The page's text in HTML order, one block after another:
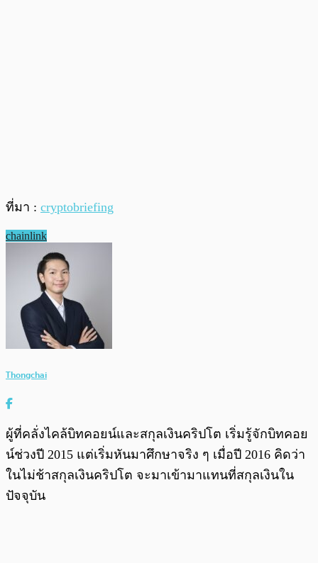
ที่มา : cryptobriefing
chainlink
Thongchai
ผู้ที่คลั่งไคล้บิทคอยน์และสกุลเงินคริปโต เริ่มรู้จักบิทคอย
น์ช่วงปี 2015 แต่เริ่มหันมาศึกษาจริง ๆ เมื่อปี 2016 คิดว่า
ในไม่ช้าสกุลเงินคริปโต จะมาเข้ามาแทนที่สกุลเงินใน
ปัจจุบัน